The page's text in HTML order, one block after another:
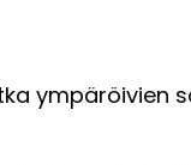
ympäröivien